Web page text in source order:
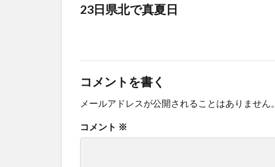
23日県北で真夏日
コメントを書く
メールアドレスが公開されることはありません。
コメント ※